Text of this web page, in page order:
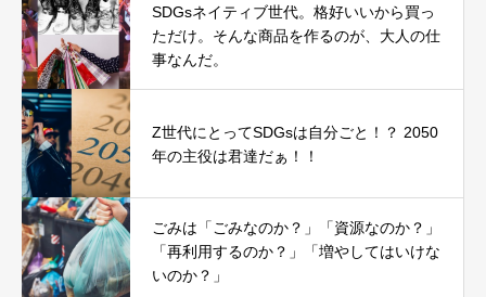
SDGsネイティブ世代。格好いいから買っ
ただけ。そんな商品を作るのが、大人の仕
事なんだ。
Z世代にとってSDGsは自分ごと！？ 2050
年の主役は君達だぁ！！
ごみは「ごみなのか？」「資源なのか？」
「再利用するのか？」「増やしてはいけな
いのか？」